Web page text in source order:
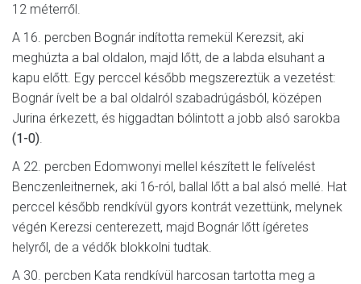
12 méterről.
A 16. percben Bognár indította remekül Kerezsit, aki
meghúzta a bal oldalon, majd lőtt, de a labda elsuhant a
kapu előtt. Egy perccel később megszereztük a vezetést:
Bognár ívelt be a bal oldalról szabadrúgásból, középen
Jurina érkezett, és higgadtan bólintott a jobb alsó sarokba
(1-0).
A 22. percben Edomwonyi mellel készített le felívelést
Benczenleitnernek, aki 16-ról, ballal lőtt a bal alsó mellé. Hat
perccel később rendkívül gyors kontrát vezettünk, melynek
végén Kerezsi centerezett, majd Bognár lőtt ígéretes
helyről, de a védők blokkolni tudtak.
A 30. percben Kata rendkívül harcosan tartotta meg a